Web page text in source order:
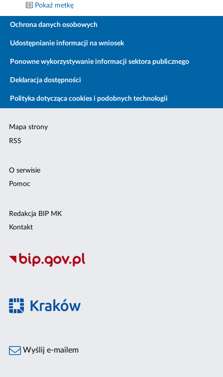
Pokaż metkę
Ochrona danych osobowych
Udostępnianie informacji na wniosek
Ponowne wykorzystywanie informacji sektora publicznego
Deklaracja dostępności
Polityka dotycząca cookies i podobnych technologii
Mapa strony
RSS
O serwisie
Pomoc
Redakcja BIP MK
Kontakt
Wyślij e-mailem